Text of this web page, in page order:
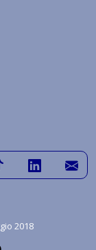
2018